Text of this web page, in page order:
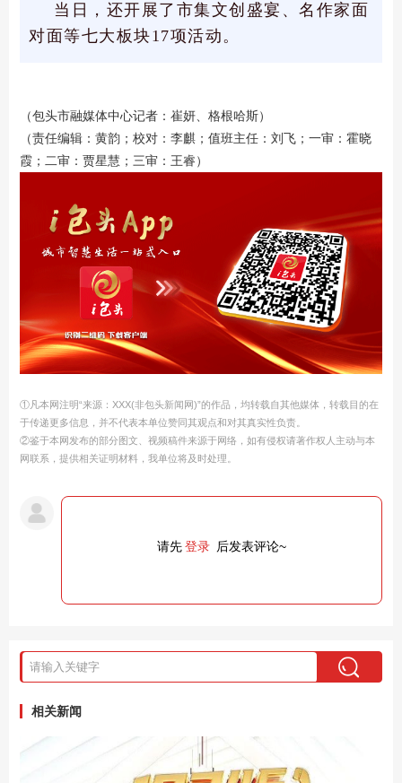
当日，还开展了市集文创盛宴、名作家面
对面等七大板块17项活动。
（包头市融媒体中心记者：崔妍、格根哈斯）
（责任编辑：黄韵；校对：李麒；值班主任：刘飞；一审：霍晓
霞；二审：贾星慧；三审：王睿）
①凡本网注明“来源：XXX(非包头新闻网)”的作品，均转载自其他媒体，转载目的在
于传递更多信息，并不代表本单位赞同其观点和对其真实性负责。
②鉴于本网发布的部分图文、视频稿件来源于网络，如有侵权请著作权人主动与本
网联系，提供相关证明材料，我单位将及时处理。
请先登录 后发表评论~
相关新闻